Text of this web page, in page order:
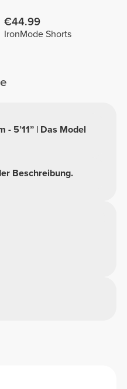
€44.99
IronMode Shorts
Beschreibung.
- 5’11” | Das Model